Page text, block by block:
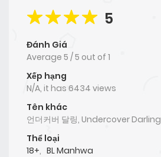
5
Đánh Giá
Average 5 /5 out of 1
Xếp hạng
N/A, it has 6434 views
Tên khác
언더커버 달링, Undercover Darling
Thể loại
18+, BL Manhwa